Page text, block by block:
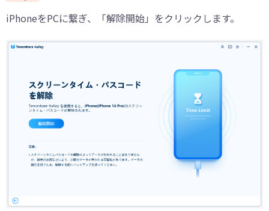
iPhoneをPCに繋ぎ、「解除開始」をクリックします。